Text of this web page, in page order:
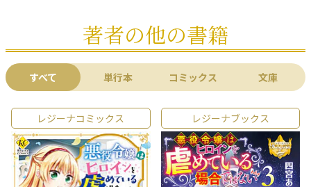
著者の他の書籍
すべて 単行本 コミックス 文庫
レジーナコミックス レジーナブックス